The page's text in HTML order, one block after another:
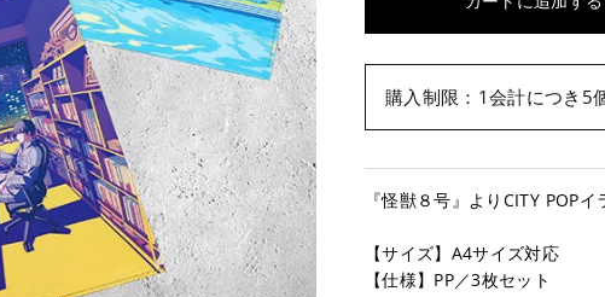
購入制限：1会計につき5
『怪獣８号』よりCITY POP
【サイズ】A4サイズ対応
【仕様】PP／3枚セット